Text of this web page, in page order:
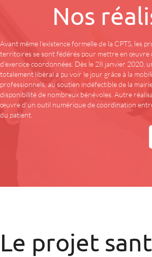
Nos
Avant même l’existence formelle de la CPTS, les
territoires se sont fédérés pour mettre en œuvre
d’exercice coordonnées. Dès le 28 janvier 2020,
totalement libéral a pu voir le jour grâce à la
professionnels, au soutien indéfectible de la
disponibilité de nombreux bénévoles. Autre
œuvre d’un outil numérique de coordination
du patient.
Le projet